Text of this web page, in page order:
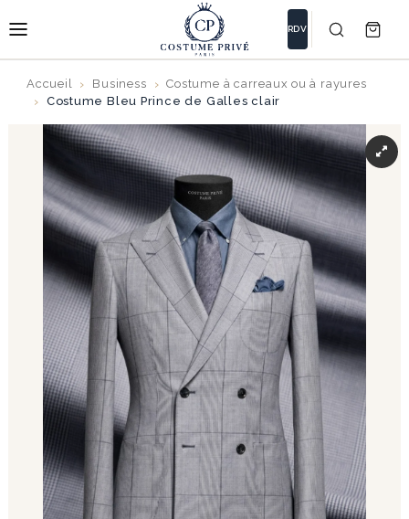
RDV
Accueil Business
Costume à carreaux ou à rayures
Costume Bleu Prince de Galles clair